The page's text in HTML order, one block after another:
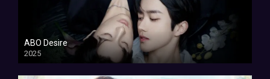
ABO Desire
2025